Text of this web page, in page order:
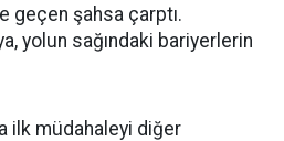
geçen şahsa çarptı.
yolun sağındaki bariyerlerin
ilk müdahaleyi diğer